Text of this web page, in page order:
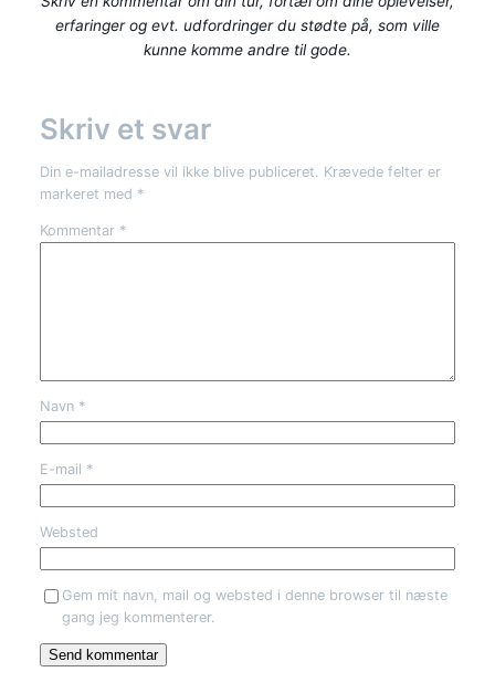
erfaringer og evt. udfordringer du stødte på, som ville
kunne komme andre til gode.
Skriv et svar
Din e-mailadresse vil ikke blive publiceret. Krævede felter er
markeret med *
Kommentar *
Navn *
E-mail *
Websted
Gem mit navn, mail og websted i denne browser til næste
gang jeg kommenterer.